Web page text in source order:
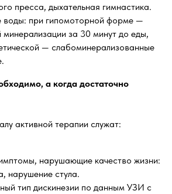
пресса, дыхательная гимнастика.
воды: при гипомоторной форме —
минерализации за 30 минут до еды,
— слабоминерализованные
а когда достаточно
активной терапии служат:
нарушающие качество жизни:
нарушение стула.
тип дискинезии по данным УЗИ с